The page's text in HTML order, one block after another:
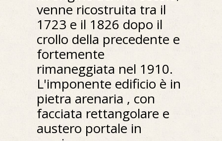
venne ricostruita tra il
1723 e il 1826 dopo il
crollo della precedente e
fortemente
rimaneggiata nel 1910.
L'imponente edificio è in
pietra arenaria , con
facciata rettangolare e
austero portale in